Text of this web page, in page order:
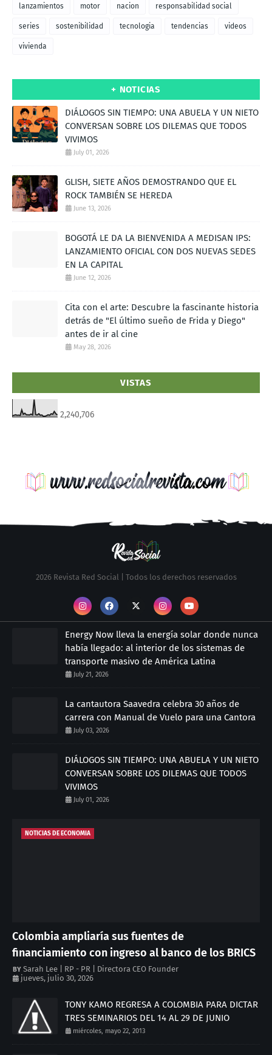
lanzamientos motor nacion responsabilidad social
series sostenibilidad tecnologia tendencias videos
vivienda
+ NOTICIAS
DIÁLOGOS SIN TIEMPO: UNA ABUELA Y UN NIETO
CONVERSAN SOBRE LOS DILEMAS QUE TODOS
VIVIMOS
July 01, 2026
GLISH, SIETE AÑOS DEMOSTRANDO QUE EL
ROCK TAMBIÉN SE HEREDA
June 13, 2026
BOGOTÁ LE DA LA BIENVENIDA A MEDISAN IPS:
LANZAMIENTO OFICIAL CON DOS NUEVAS SEDES
EN LA CAPITAL
June 12, 2026
Cita con el arte: Descubre la fascinante historia
detrás de "El último sueño de Frida y Diego"
antes de ir al cine
May 28, 2026
VISTAS
2,240,706
2026 Revista Red Social | Todos los derechos reservados
Energy Now lleva la energía solar donde nunca
había llegado: al interior de los sistemas de
transporte masivo de América Latina
July 21, 2026
La cantautora Saavedra celebra 30 años de
carrera con Manual de Vuelo para una Cantora
July 03, 2026
DIÁLOGOS SIN TIEMPO: UNA ABUELA Y UN NIETO
CONVERSAN SOBRE LOS DILEMAS QUE TODOS
VIVIMOS
July 01, 2026
NOTICIAS DE ECONOMIA
Colombia ampliaría sus fuentes de
financiamiento con ingreso al banco de los BRICS
Sarah Lee | RP - PR | Directora CEO Founder
jueves, julio 30, 2026
TONY KAMO REGRESA A COLOMBIA PARA DICTAR
TRES SEMINARIOS DEL 14 AL 29 DE JUNIO
miércoles, mayo 22, 2013